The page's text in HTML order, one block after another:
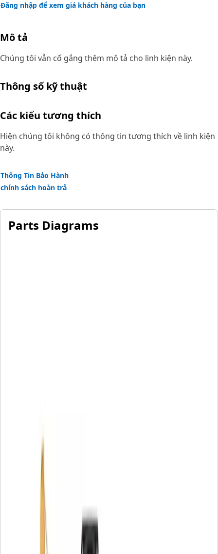
Đăng nhập để xem giá khách hàng của bạn
Mô tả
Chúng tôi vẫn cố gắng thêm mô tả cho linh kiện này.
Thông số kỹ thuật
Các kiểu tương thích
Hiện chúng tôi không có thông tin tương thích về linh kiện
này.
Thông Tin Bảo Hành
chính sách hoàn trả
Parts Diagrams